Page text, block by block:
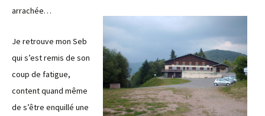
arrachée…
Je retrouve mon Seb
qui s’est remis de son
coup de fatigue,
content quand même
de s’être enquillé une